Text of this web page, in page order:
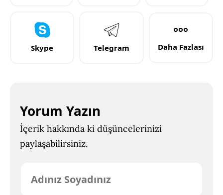
Skype Telegram Daha Fazlası
Yorum Yazın
İçerik hakkında ki düşüncelerinizi
paylaşabilirsiniz.